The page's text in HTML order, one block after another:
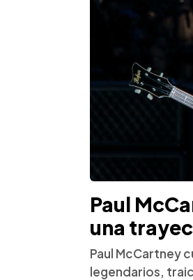
Paul
una
Paul McCartney
legendarios,